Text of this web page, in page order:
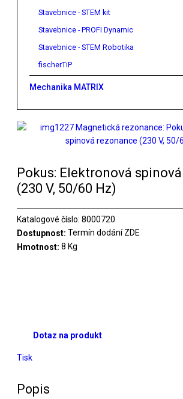
Stavebnice - STEM kit
Stavebnice - PROFI Dynamic
Stavebnice - STEM Robotika
fischerTiP
Mechanika MATRIX
Pokus: Elektronová
(230 V, 50/60 Hz)
Katalogové číslo: 8000720
Dostupnost: Termín dodání ZDE
Hmotnost: 8 Kg
Dotaz na produkt
Tisk
Popis